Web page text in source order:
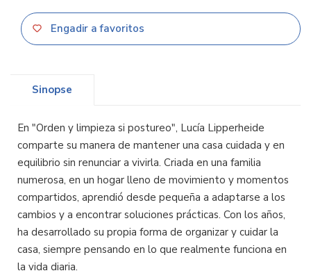
Engadir a favoritos
Sinopse
En "Orden y limpieza si postureo", Lucía Lipperheide
comparte su manera de mantener una casa cuidada y en
equilibrio sin renunciar a vivirla. Criada en una familia
numerosa, en un hogar lleno de movimiento y momentos
compartidos, aprendió desde pequeña a adaptarse a los
cambios y a encontrar soluciones prácticas. Con los años,
ha desarrollado su propia forma de organizar y cuidar la
casa, siempre pensando en lo que realmente funciona en
la vida diaria.